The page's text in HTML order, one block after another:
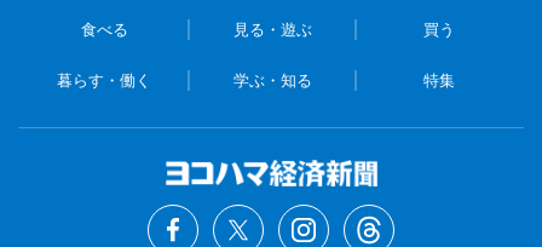
食べる 見る・遊ぶ 買う
暮らす・働く 学ぶ・知る 特集